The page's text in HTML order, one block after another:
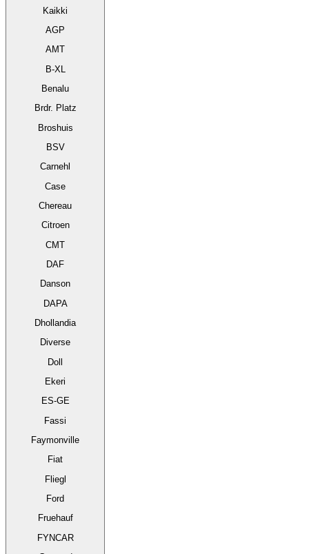
Kaikki
AGP
AMT
B-XL
Benalu
Brdr. Platz
Broshuis
BSV
Carnehl
Case
Chereau
Citroen
CMT
DAF
Danson
DAPA
Dhollandia
Diverse
Doll
Ekeri
ES-GE
Fassi
Faymonville
Fiat
Fliegl
Ford
Fruehauf
FYNCAR